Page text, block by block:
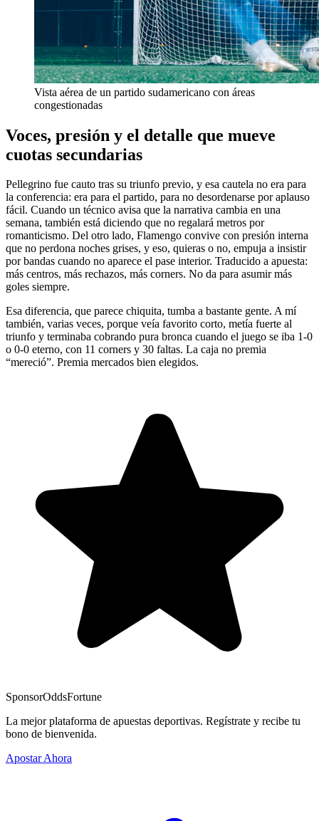
Vista aérea de un partido sudamericano con áreas
congestionadas
Voces, presión y el detalle que mueve
cuotas secundarias
Pellegrino fue cauto tras su triunfo previo, y esa cautela no era para
la conferencia: era para el partido, para no desordenarse por aplauso
fácil. Cuando un técnico avisa que la narrativa cambia en una
semana, también está diciendo que no regalará metros por
romanticismo. Del otro lado, Flamengo convive con presión interna
que no perdona noches grises, y eso, quieras o no, empuja a insistir
por bandas cuando no aparece el pase interior. Traducido a apuesta:
más centros, más rechazos, más corners. No da para asumir más
goles siempre.
Esa diferencia, que parece chiquita, tumba a bastante gente. A mí
también, varias veces, porque veía favorito corto, metía fuerte al
triunfo y terminaba cobrando pura bronca cuando el juego se iba 1-0
o 0-0 eterno, con 11 corners y 30 faltas. La caja no premia
“mereció”. Premia mercados bien elegidos.
SponsorOddsFortune
La mejor plataforma de apuestas deportivas. Regístrate y recibe tu
bono de bienvenida.
Apostar Ahora